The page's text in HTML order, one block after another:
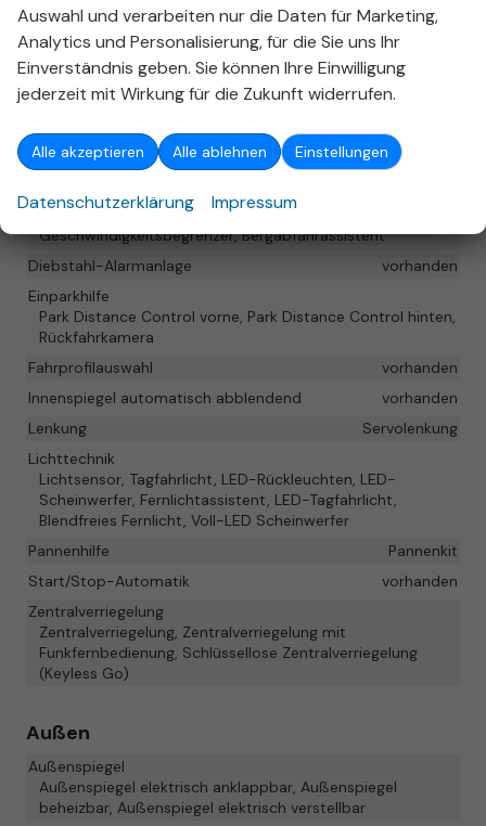
Sicherheit & Assistenz
Airbags
Airbag, Fenster-/Kopfairbags Vorne, Seitenairbags Vorne,
Seitenairbags Hinten, Beifahrerairbag
Regensensor, Tempomat, Notbremsassistent (City-
Safety), Berganfahrassistent, Spurhalteassistent,
Fußgängererkennung, Abstandstempomat adaptiv (ACC),
Verkehrzeichenerkennung, Toter-Winkel-Assistent,
Sprachassistent, Notrufsystem, Abstandswarner,
Geschwindigkeitsbegrenzer, Bergabfahrassistent
Diebstahl-Alarmanlage
vorhanden
Einparkhilfe
Park Distance Control vorne, Park Distance Control hinten,
Rückfahrkamera
Fahrprofilauswahl
vorhanden
Innenspiegel automatisch abblendend
vorhanden
Lenkung
Servolenkung
Lichttechnik
Lichtsensor, Tagfahrlicht, LED-Rückleuchten, LED-
Scheinwerfer, Fernlichtassistent, LED-Tagfahrlicht,
Blendfreies Fernlicht, Voll-LED Scheinwerfer
Pannenhilfe
Pannenkit
Start/Stop-Automatik
vorhanden
Zentralverriegelung
Zentralverriegelung, Zentralverriegelung mit
Funkfernbedienung, Schlüssellose Zentralverriegelung
(Keyless Go)
Außen
Außenspiegel
Außenspiegel elektrisch anklappbar, Außenspiegel
beheizbar, Außenspiegel elektrisch verstellbar
Auswahl und verarbeiten nur die Daten für Marketing,
Analytics und Personalisierung, für die Sie uns Ihr
Einverständnis geben. Sie können Ihre Einwilligung
jederzeit mit Wirkung für die Zukunft widerrufen.
Alle akzeptieren Alle ablehnen Einstellungen
Datenschutzerklärung Impressum